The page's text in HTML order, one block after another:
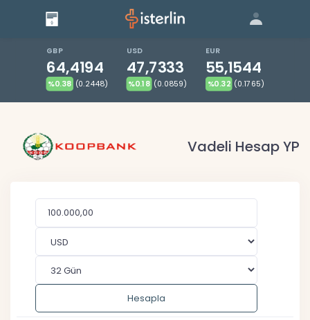
| Blog | Giriş
GBP
64,4194
%0.38 (0.2448)
USD
47,7333
%0.18 (0.0859)
EUR
55,1544
%0.32 (0.1765)
Vadeli Hesap YP
Hesapla